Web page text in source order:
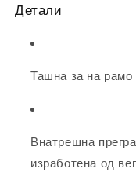
Детали
Ташна за на рамо
Внатрешна
изработена од